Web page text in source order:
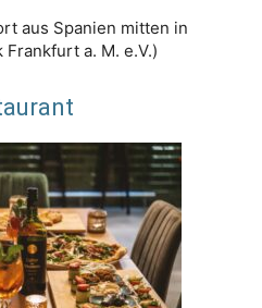
aus Spanien mitten in
a. M. e.V.)